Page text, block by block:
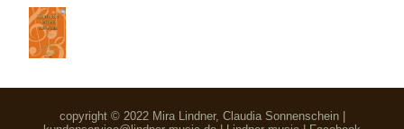
copyright © 2022 Mira Lindner, Claudia Sonnenschein |